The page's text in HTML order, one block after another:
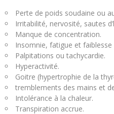
Perte de poids soudaine ou
Irritabilité, nervosité, sautes
Manque de concentration.
Insomnie, fatigue et faiblesse
Palpitations ou tachycardie.
Hyperactivité.
Goitre (hypertrophie de la
tremblements des mains et
Intolérance à la chaleur.
Transpiration accrue.